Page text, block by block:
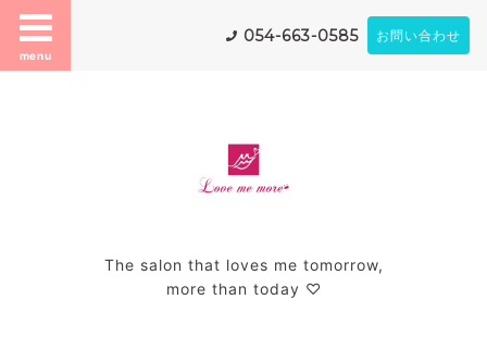
menu
054-663-0585 お問い合わせ
The salon that loves me tomorrow,
more than today ♡